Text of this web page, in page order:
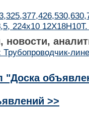
224х10
"Доска
>>